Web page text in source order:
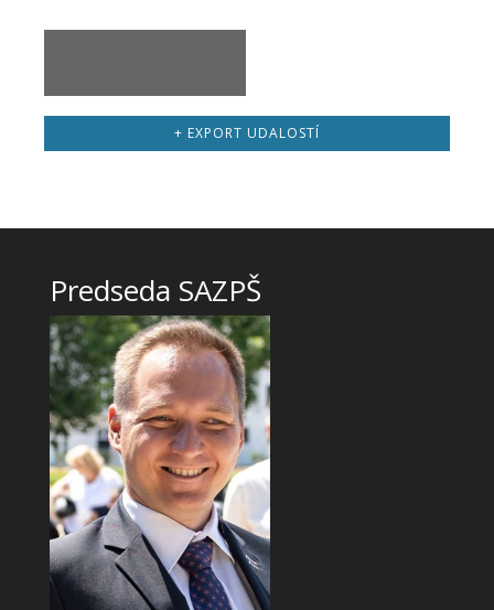
+ EXPORT UDALOSTÍ
Predseda SAZPŠ